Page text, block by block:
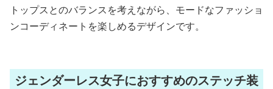
トップスとのバランスを考えながら、モードなファッショ
ンコーディネートを楽しめるデザインです。
ジェンダーレス女子におすすめのステッチ装